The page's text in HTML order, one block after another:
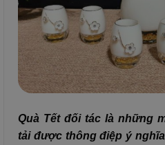
Quà Tết đối tác là những
tải được thông điệp ý